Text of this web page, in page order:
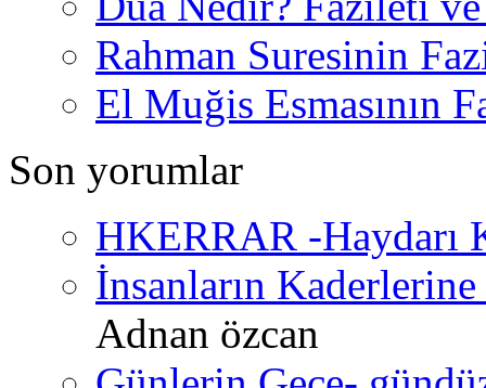
Rahman Suresinin
El Muğis Esmasının
Son yorumlar
HKERRAR -Haydarı
İnsanların
Adnan özcan